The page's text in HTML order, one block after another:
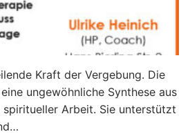
Kraft der Vergebung. Die
ungewöhnliche Synthese aus
Arbeit. Sie unterstützt